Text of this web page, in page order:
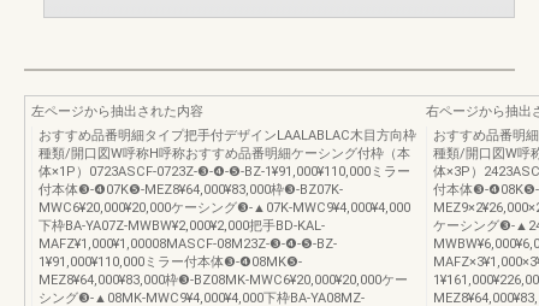
左ページから抽出された内容
おすすめ品番明細タイプ把手付デザインLAALABLAC木目方向枠
種類/開口図W呼称H呼称おすすめ品番明細ケーシング付枠（本
体×1P）0723ASCF-0723Z-❸-❹-❺-BZ-1¥91,000¥110,000ミラー
付本体❸-❹07K❺-MEZ8¥64,000¥83,000枠❸-BZ07K-
MWC6¥20,000¥20,000ケーシング❸-▲07K-MWC9¥4,000¥4,000
下枠BA-YA07Z-MWBW¥2,000¥2,000把手BD-KAL-
MAFZ¥1,000¥1,00008MASCF-08M23Z-❸-❹-❺-BZ-
1¥91,000¥110,000ミラー付本体❸-❹08MK❺-
MEZ8¥64,000¥83,000枠❸-BZ08MK-MWC6¥20,000¥20,000ケー
シング❸-▲08MK-MWC9¥4,000¥4,000下枠BA-YA08MZ-
右ページから抽出
おすすめ品番明
種類/開口図W呼
体×3P）
付本体❸-❹08K❺-
ケーシング❸-